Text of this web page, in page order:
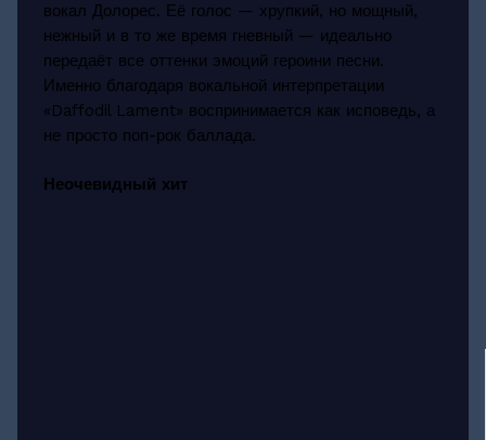
вокал Долорес. Её голос — хрупкий, но мощный,
нежный и в то же время гневный — идеально
передаёт все оттенки эмоций героини песни.
Именно благодаря вокальной интерпретации
«Daffodil Lament» воспринимается как исповедь, а
не просто поп-рок баллада.
Неочевидный хит